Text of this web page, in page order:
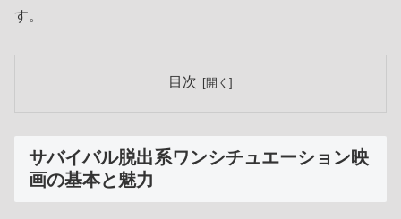
す。
目次
サバイバル脱出系ワンシチュエーション映
画の基本と魅力